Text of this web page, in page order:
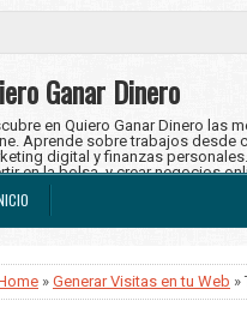
Ganar Dinero
en Quiero Ganar Dinero las
Aprende sobre trabajos desde
digital y finanzas
en la bolsa, y crear negocios
ingresos en dólares y alcanza tu
» Generar Visitas en tu Web »